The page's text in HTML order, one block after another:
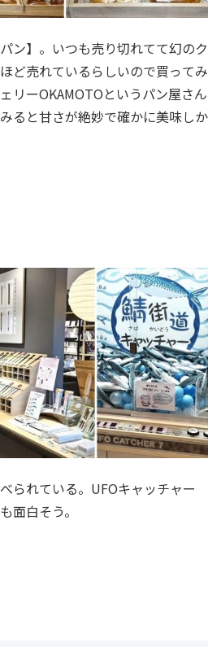
ン】。いつも売り切れてて幻のク
ど売れているらしいので買ってみ
リーOKAMOTOというパン屋さん
ると甘さが絶妙で確かに美味しか
られている。UFOキャッチャー
面白そう。